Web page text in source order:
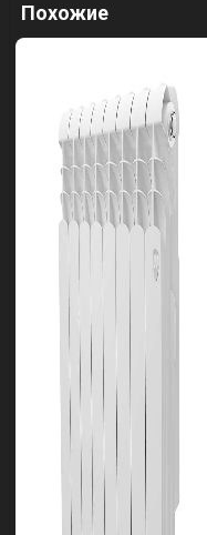
Похожие